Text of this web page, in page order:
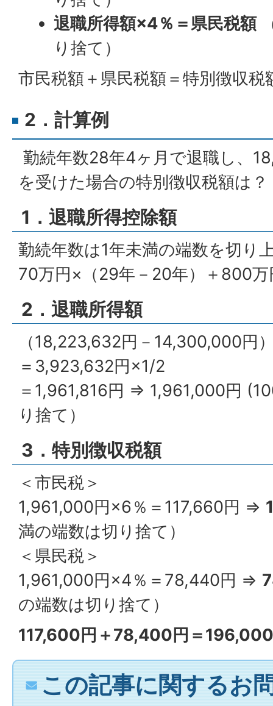
退職所得額×4％＝県民税額
り捨て）
市民税額＋県民税額＝特別徴収税
2．計算例
勤続年数28年4ヶ月で退職し、
を受けた場合の特別徴収税額は？
1．退職所得控除額
勤続年数は1年未満の端数を切り
70万円×（29年－20年）＋800
2．退職所得額
（18,223,632円－14,300,000円
＝3,923,632円×1/2
＝1,961,816円 ⇒ 1,961,000円
り捨て）
3．特別徴収税額
＜市民税＞
1,961,000円×6％＝117,660円 ⇒
満の端数は切り捨て）
＜県民税＞
1,961,000円×4％＝78,440円 ⇒
の端数は切り捨て）
117,600円＋78,400円＝
この記事に関するお